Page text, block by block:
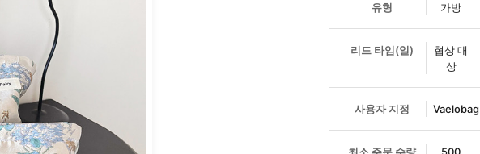
유형 가방
리드 타임(일)
협상 대
상
사용자 지정 Vaelobag